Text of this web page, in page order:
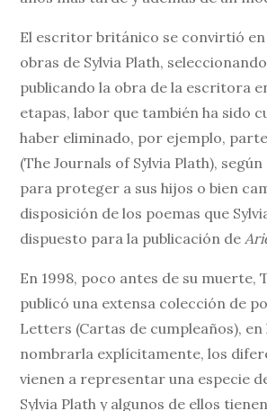
El escritor británico se convirtió
obras de Sylvia Plath,
publicando la obra de la escritora
etapas, labor que también ha sido
haber eliminado, por ejemplo,
(The Journals of Sylvia Plath),
para proteger a sus hijos o bien
disposición de los poemas que
dispuesto para la publicación de
En 1998, poco antes de su muerte,
publicó una extensa colección de
Letters (Cartas de cumpleaños), en
nombrarla explícitamente, los
vienen a representar una especie
Sylvia Plath y algunos de ellos